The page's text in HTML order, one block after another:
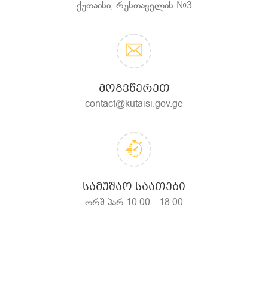
ქუთაისი, რუსთაველის №3
ᲛᲝᲒᲕᲬᲔᲠᲔᲗ
contact@kutaisi.gov.ge
ᲡᲐᲛᲣᲨᲐᲝ ᲡᲐᲐᲗᲔᲑᲘ
ორშ-პარ:10:00 - 18:00